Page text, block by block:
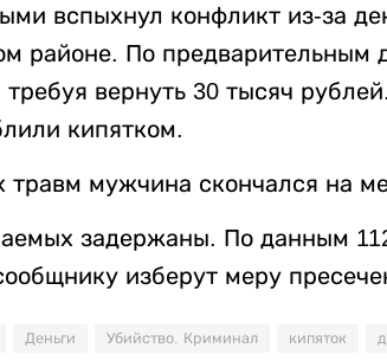
вспыхнул конфликт из-за
районе. По
требуя вернуть 30 тысяч
кипятком.
травм мужчина скончался на
задержаны. По данным
изберут меру
Деньги Убийство. Криминал кипяток